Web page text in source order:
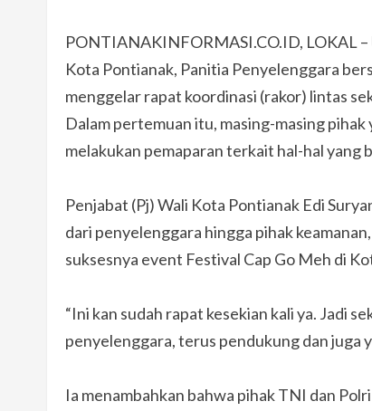
PONTIANAKINFORMASI.CO.ID, LOKAL
Kota Pontianak, Panitia Penyelenggara
menggelar rapat koordinasi (rakor) lintas
Dalam pertemuan itu, masing-masing
melakukan pemaparan terkait hal-hal
Penjabat (Pj) Wali Kota Pontianak Edi
dari penyelenggara hingga pihak
suksesnya event Festival Cap Go Meh di
“Ini kan sudah rapat kesekian kali ya. Jadi
penyelenggara, terus pendukung dan juga
Ia menambahkan bahwa pihak TNI dan